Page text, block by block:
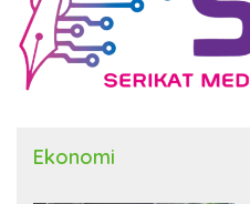
Ekonomi